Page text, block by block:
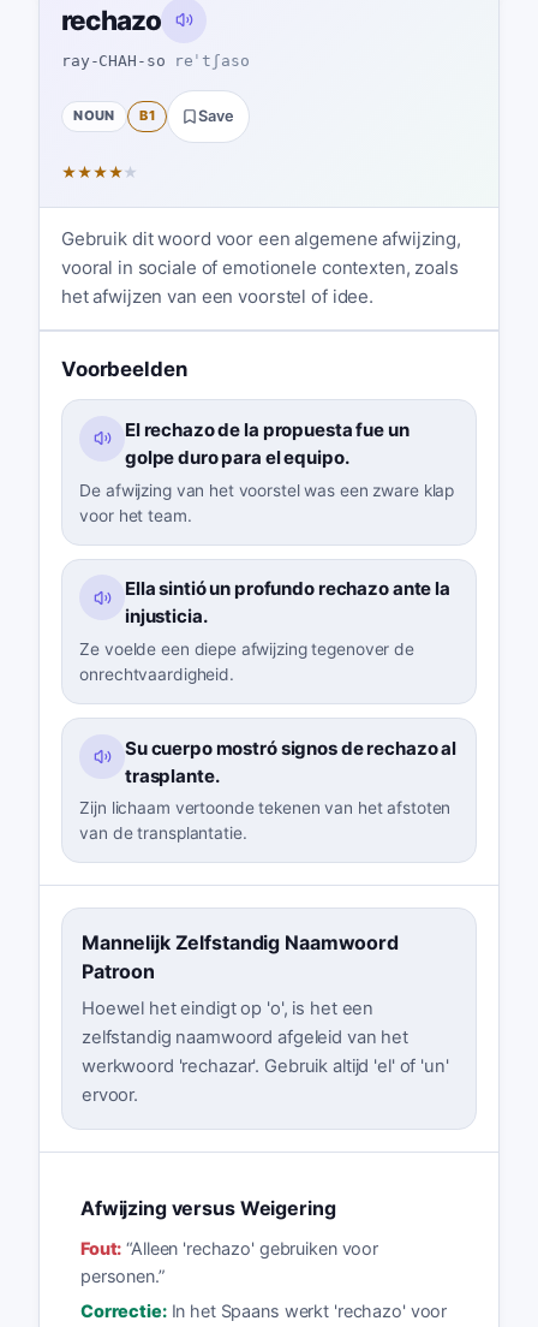
rechazo
ray-CHAH-so reˈtʃaso
NOUN B1 Save
★★★★★
Gebruik dit woord voor een algemene afwijzing,
vooral in sociale of emotionele contexten, zoals
het afwijzen van een voorstel of idee.
Voorbeelden
El rechazo de la propuesta fue un
golpe duro para el equipo.
De afwijzing van het voorstel was een zware klap
voor het team.
Ella sintió un profundo rechazo ante la
injusticia.
Ze voelde een diepe afwijzing tegenover de
onrechtvaardigheid.
Su cuerpo mostró signos de rechazo al
trasplante.
Zijn lichaam vertoonde tekenen van het afstoten
van de transplantatie.
Mannelijk Zelfstandig Naamwoord
Patroon
Hoewel het eindigt op 'o', is het een
zelfstandig naamwoord afgeleid van het
werkwoord 'rechazar'. Gebruik altijd 'el' of 'un'
ervoor.
Afwijzing versus Weigering
Fout: “Alleen 'rechazo' gebruiken voor
personen.”
Correctie: In het Spaans werkt 'rechazo' voor